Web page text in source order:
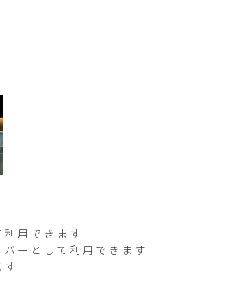
用できます
ーとして利用できます